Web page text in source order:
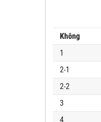
Không
1
2-1
2-2
3
4